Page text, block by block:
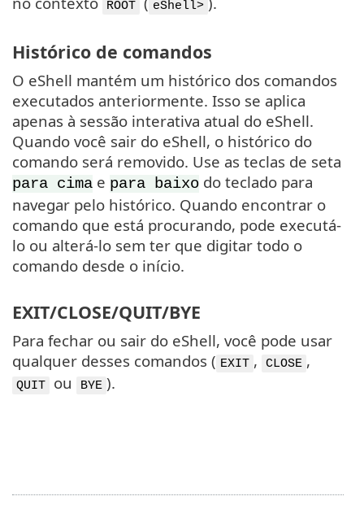
ROOT eShell>
Histórico de comandos
O eShell mantém um histórico dos comandos
executados anteriormente. Isso se aplica
apenas à sessão interativa atual do eShell.
Quando você sair do eShell, o histórico do
comando será removido. Use as teclas de seta
para cima e para baixo do teclado para
navegar pelo histórico. Quando encontrar o
comando que está procurando, pode executá-
lo ou alterá-lo sem ter que digitar todo o
comando desde o início.
EXIT/CLOSE/QUIT/BYE
Para fechar ou sair do eShell, você pode usar
qualquer desses comandos ( EXIT , CLOSE ,
QUIT ou BYE ).